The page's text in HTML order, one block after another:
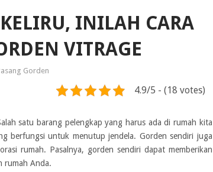
INILAH CARA
VITRAGE
Gorden
4.9/5 - (18 votes)
satu barang pelengkap yang harus ada di rumah kita
berfungsi untuk menutup jendela. Gorden sendiri juga
rumah. Pasalnya, gorden sendiri dapat memberikan
rumah Anda.